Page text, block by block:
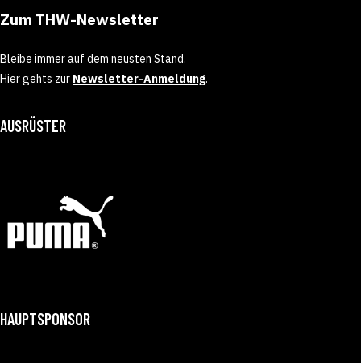
Zum THW-Newsletter
Bleibe immer auf dem neusten Stand.
Hier gehts zur Newsletter-Anmeldung.
AUSRÜSTER
HAUPTSPONSOR